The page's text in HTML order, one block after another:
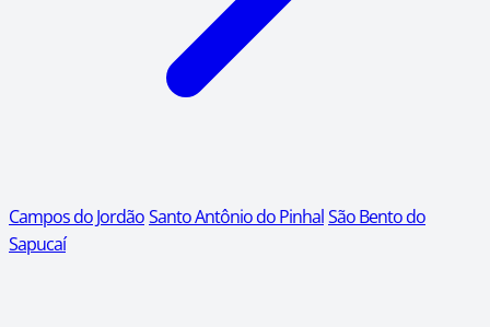
Campos do JordãoSanto Antônio do PinhalSão Bento do
Sapucaí